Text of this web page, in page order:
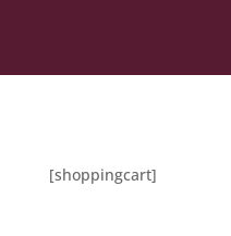
[shoppingcart]